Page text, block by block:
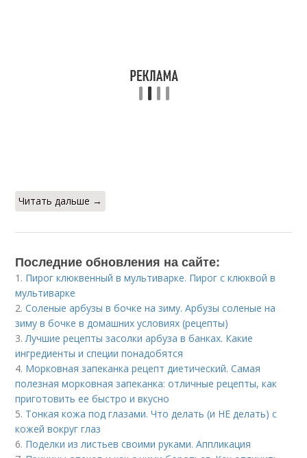
Читать дальше →
Последние обновления на сайте:
1. Пирог клюквенный в мультиварке. Пирог с клюквой в
мультиварке
2.Соленые арбузы в бочке на зиму. Арбузы соленые на
зиму в бочке в домашних условиях (рецепты)
3. Лучшие рецепты засолки арбуза в банках. Какие
ингредиенты и специи понадобятся
4. Морковная запеканка рецепт диетический. Самая
полезная морковная запеканка: отличные рецепты, как
приготовить ее быстро и вкусно
5. Тонкая кожа под глазами. Что делать (и НЕ делать) с
кожей вокруг глаз
6. Поделки из листьев своими руками. Аппликация